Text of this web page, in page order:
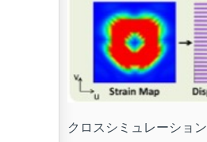
クロスシミュレーション